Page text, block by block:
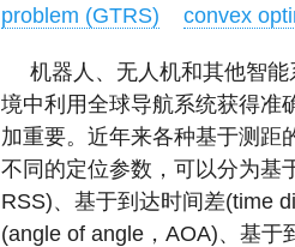
problem (GTRS)
convex
机器人、无人机和其他智能
境中利用全球导航系统获得准
加重要。近年来各种基于测距
不同的定位参数，可以分为基
RSS)、基于到达时间差(time
(angle of angle，AOA)、基于